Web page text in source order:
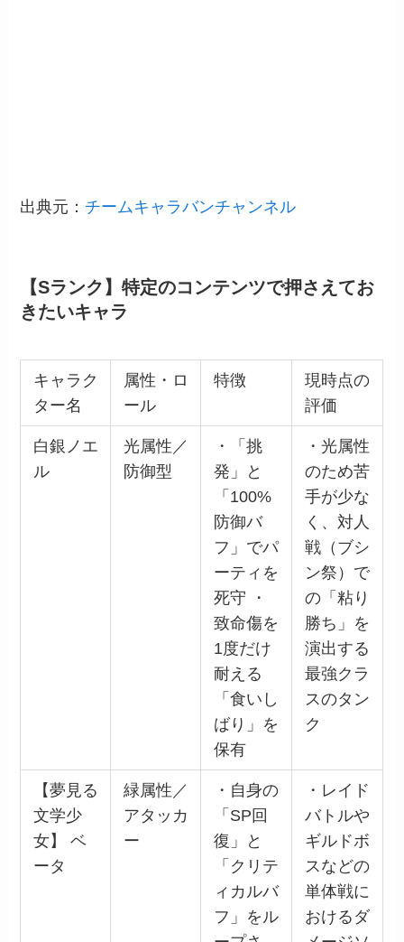
出典元： チームキャラバンチャンネル
【Sランク】特定のコンテンツで押さえてお
きたいキャラ
キャラク
ター名
属性・ロ
ール
特徴
現時点の
評価
白銀ノエ
ル
光属性／
防御型
・「挑
発」と
「100%
防御バ
フ」でパ
ーティを
死守 ・
致命傷を
1度だけ
耐える
「食いし
ばり」を
保有
・光属性
のため苦
手が少な
く、対人
戦（ブシ
ン祭）で
の「粘り
勝ち」を
演出する
最強クラ
スのタン
ク
【夢見る
文学少
女】 ベ
ータ
緑属性／
アタッカ
ー
・自身の
「SP回
復」と
「クリテ
ィカルバ
フ」をル
・レイド
バトルや
ギルドボ
スなどの
単体戦に
おけるダ